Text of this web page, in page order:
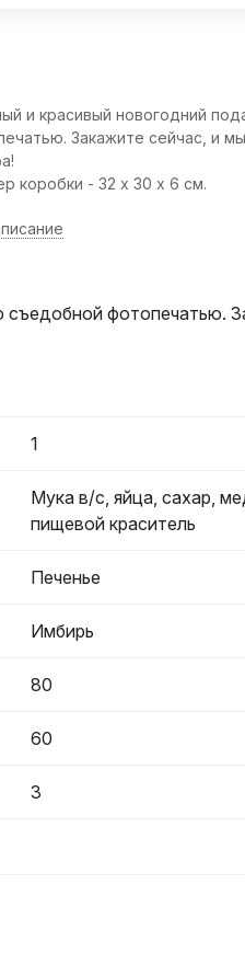
и красивый новогодний
Закажите сейчас, и
коробки - 32 х 30 х 6 см.
фотопечатью.
1
Мука в/с, яйца, сахар,
пищевой краситель
Печенье
Имбирь
80
60
3